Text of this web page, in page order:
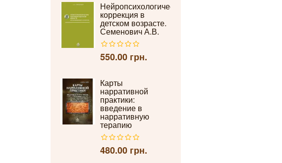
Нейропсихологическая
коррекция в
детском возрасте.
Семенович А.В.
550.00 грн.
Карты
нарративной
практики:
введение в
нарративную
терапию
480.00 грн.